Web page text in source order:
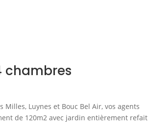
chambres
Milles, Luynes et Bouc Bel Air, vos agents
de 120m2 avec jardin entièrement refait